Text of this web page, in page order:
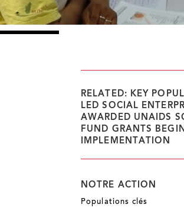
RELATED: KEY
LED SOCIAL
AWARDED UNAIDS
FUND GRANTS BEGIN
IMPLEMENTATION
NOTRE ACTION
Populations clés